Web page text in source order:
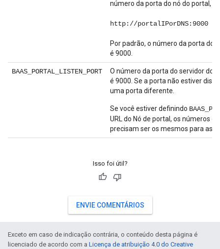
número da porta do nó do portal,
http://portalIPorDNS:9000
Por padrão, o número da porta do
é 9000.
BAAS_PORTAL_LISTEN_PORT
O número da porta do servidor do
é 9000. Se a porta não estiver
uma porta diferente.
Se você estiver definindo
URL do Nó de portal, os números
precisam ser os mesmos para as
Isso foi útil?
ENVIE COMENTÁRIOS
Exceto em caso de indicação contrária, o conteúdo desta página é
licenciado de acordo com a Licença de atribuição 4.0 do Creative